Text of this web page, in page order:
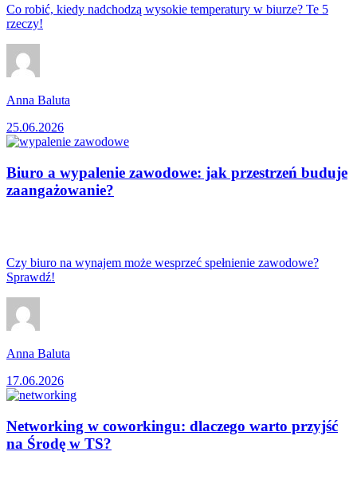
Co robić, kiedy nadchodzą wysokie temperatury w biurze? Te 5
rzeczy!
Anna Baluta
25.06.2026
Biuro a wypalenie zawodowe: jak przestrzeń buduje
zaangażowanie?
Czy biuro na wynajem może wesprzeć spełnienie zawodowe?
Sprawdź!
Anna Baluta
17.06.2026
Networking w coworkingu: dlaczego warto przyjść
na Środę w TS?